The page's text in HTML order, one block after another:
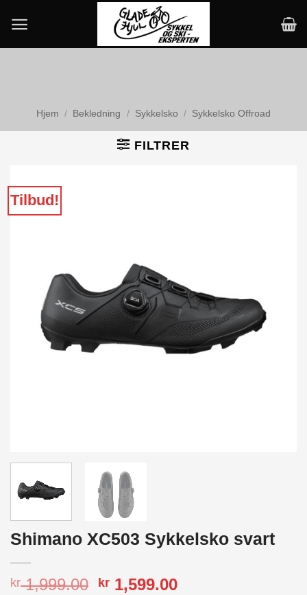
content
Hjem / Bekledning / Sykkelsko / Sykkelsko Offroad
FILTRER
Tilbud!
Shimano XC503 Sykkelsko svart
kr1,999.00 Opprinnelig
kr 1,599.00Nåværende